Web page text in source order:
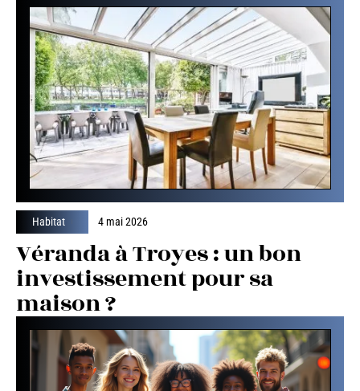
Habitat 4 mai 2026
Véranda à Troyes : un bon
investissement pour sa
maison ?